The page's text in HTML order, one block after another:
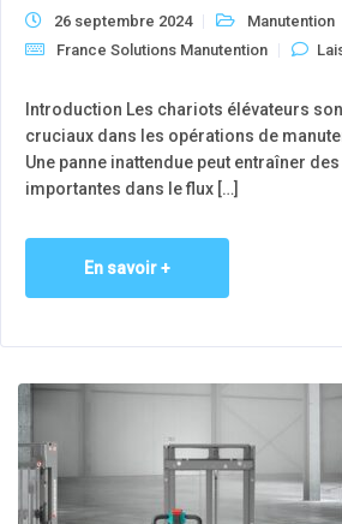
26 septembre 2024
Manutention
France Solutions Manutention
Introduction Les chariots élévateurs
cruciaux dans les opérations de
Une panne inattendue peut entraîner
importantes dans le flux […]
En savoir +